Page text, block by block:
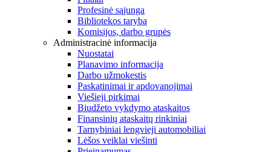
Profesinė sąjunga
Bibliotekos taryba
Komisijos, darbo grupės
Administracinė informacija
Nuostatai
Planavimo informacija
Darbo užmokestis
Paskatinimai ir apdovanojimai
Viešieji pirkimai
Biudžeto vykdymo ataskaitos
Finansinių ataskaitų rinkiniai
Tarnybiniai lengvieji automobiliai
Lėšos veiklai viešinti